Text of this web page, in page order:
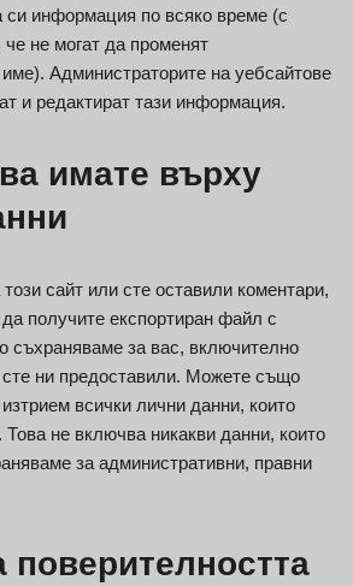
си информация по всяко време (с
не могат да променят
Администраторите на уебсайтове
и редактират тази информация.
имате върху
сайт или сте оставили коментари,
получите експортиран файл с
съхраняваме за вас, включително
сте ни предоставили. Можете също
всички лични данни, които
не включва никакви данни, които
за административни, правни